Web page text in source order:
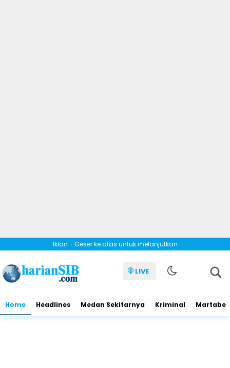
Iklan - Geser ke atas untuk melanjutkan
LIVE
Home Headlines Medan Sekitarnya Kriminal Martabe